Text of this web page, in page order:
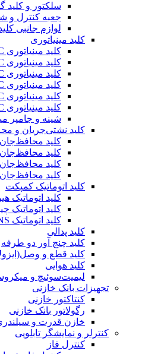
سلکتور و کلید
جعبه کنترل و
لوازم جانبی
کلید مینیاتوری
کلید مینیاتوری AC اشنایدر
کلید مینیاتوری AC هیوندای
کلید مینیاتوری AC چینت CHINT
کلید مینیاتوری AC/DC رعد
کلید مینیاتوری AC برند PNS
کلید مینیاتوری DC
شینه و جامپر
کلید نشتی‌جریان و
کلید محافظ‌جان
کلید
کلید
کلید محافظ‌جان PNS
کلید اتوماتیک کمپکت
کلید اتوماتیک
کلید اتوماتیک
کلید اتوماتیک PNS
کلید پدالی
کلید چنج آور دو طرفه
کلید قطع و
کلید هوایی
لیمیت‌سوئیچ و
تجهیزات بانک خازنی
کنتاکتور خازنی
رگولاتور بانک خازنی
خازن قدرت و
کنترلر و نمایشگر تابلویی
کنترل فاز